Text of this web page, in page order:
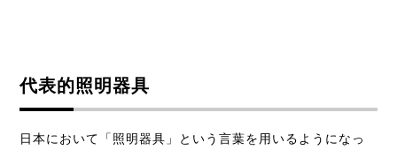
代表的照明器具
日本において「照明器具」という言葉を用いるようになっ